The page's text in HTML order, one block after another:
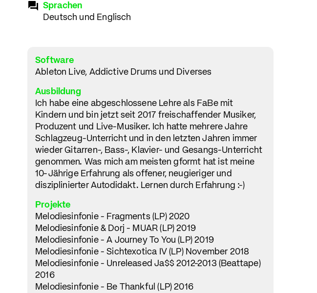
Sprachen
Deutsch und Englisch
Software
Ableton Live, Addictive Drums und Diverses
Ausbildung
Ich habe eine abgeschlossene Lehre als FaBe mit
Kindern und bin jetzt seit 2017 freischaffender Musiker,
Produzent und Live-Musiker. Ich hatte mehrere Jahre
Schlagzeug-Unterricht und in den letzten Jahren immer
wieder Gitarren-, Bass-, Klavier- und Gesangs-Unterricht
genommen. Was mich am meisten gformt hat ist meine
10-Jährige Erfahrung als offener, neugieriger und
disziplinierter Autodidakt. Lernen durch Erfahrung :-)
Projekte
Melodiesinfonie - Fragments (LP) 2020
Melodiesinfonie & Dorj - MUAR (LP) 2019
Melodiesinfonie - A Journey To You (LP) 2019
Melodiesinfonie - Sichtexotica IV (LP) November 2018
Melodiesinfonie - Unreleased Ja$$ 2012-2013 (Beattape)
2016
Melodiesinfonie - Be Thankful (LP) 2016